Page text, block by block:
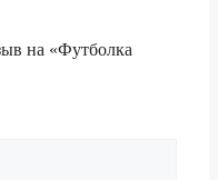
на «Футболка